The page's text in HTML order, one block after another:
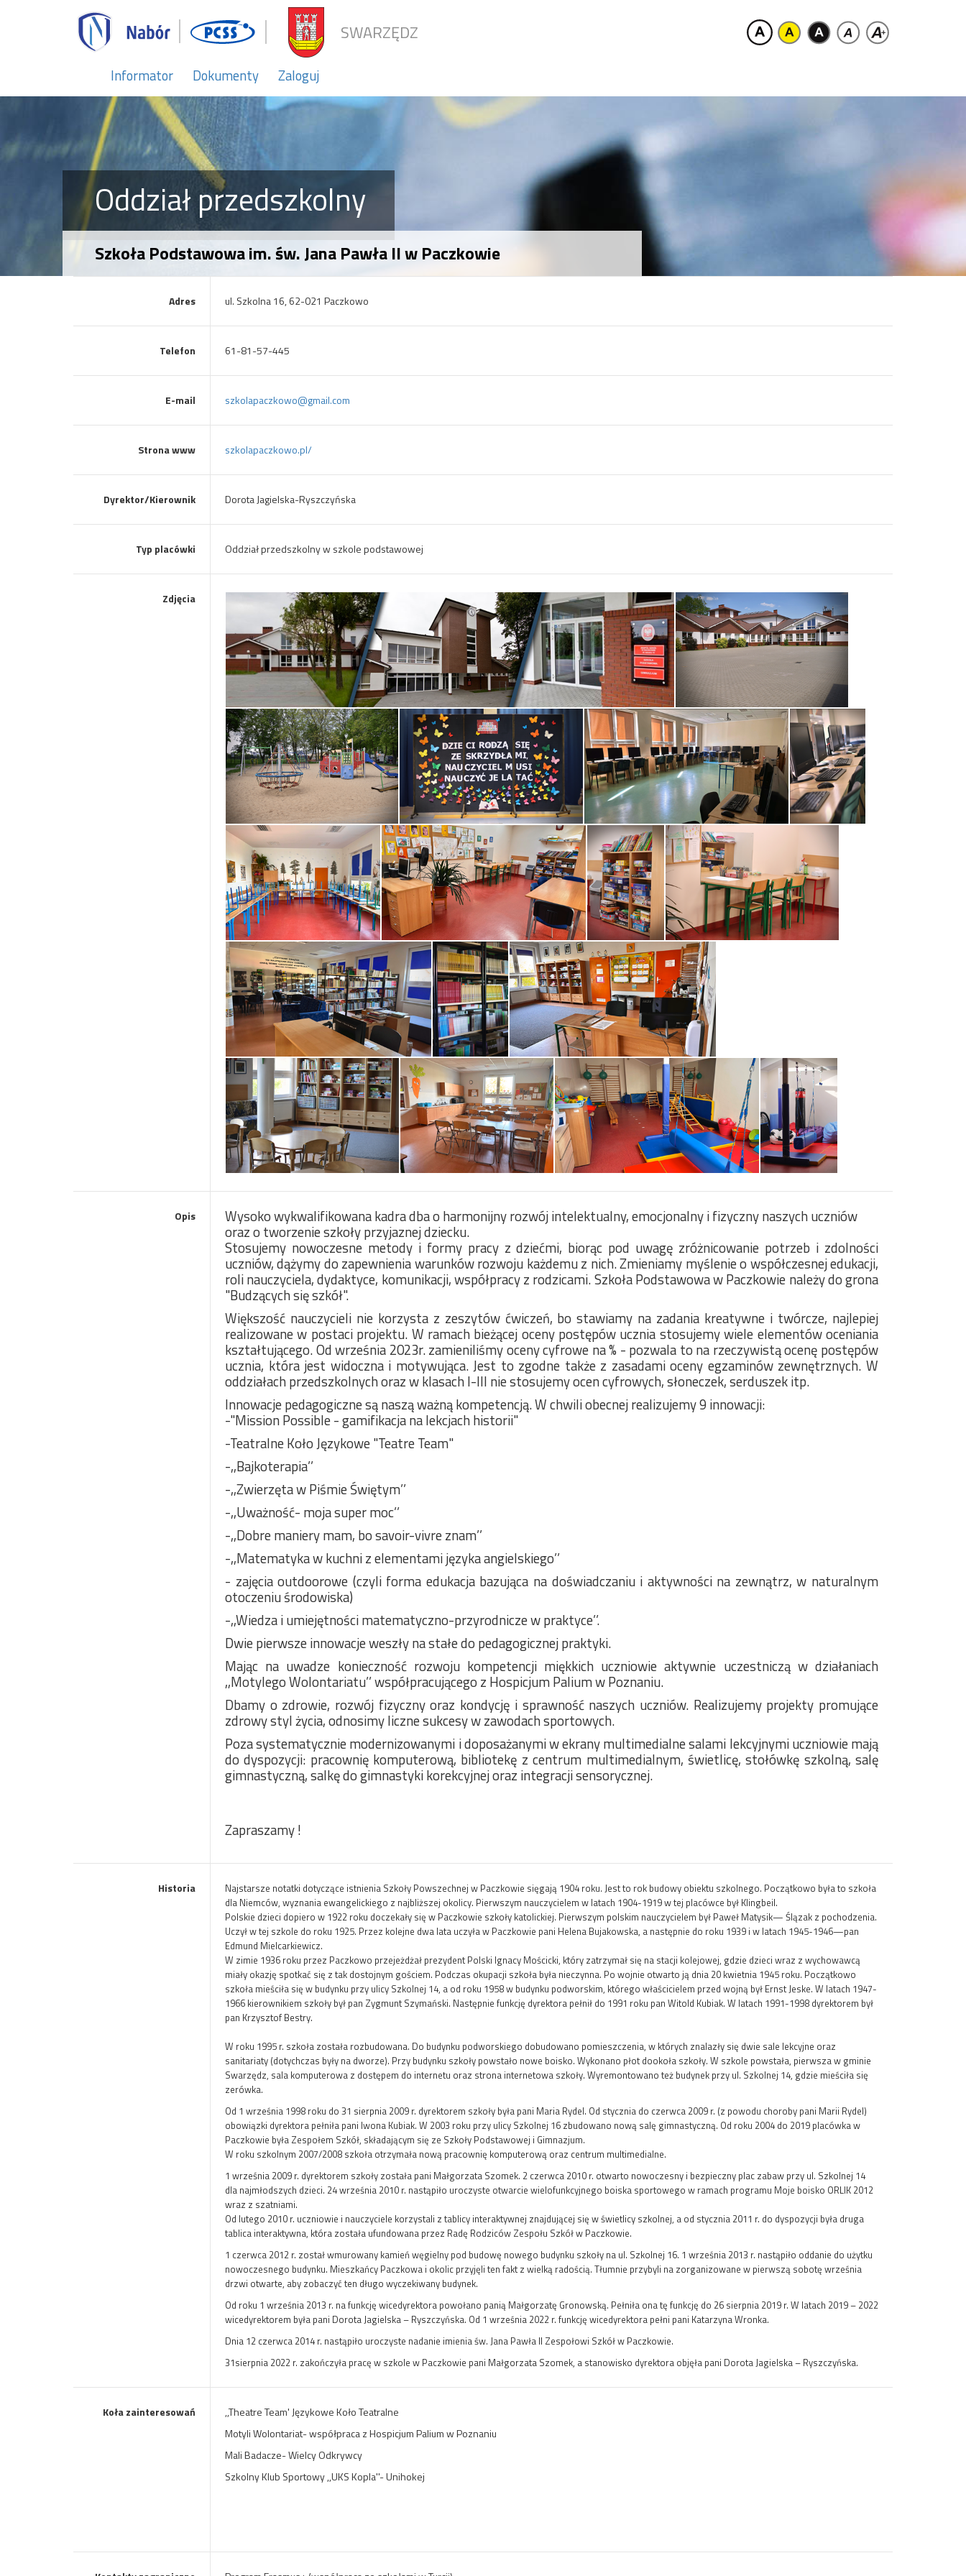
SWARZĘDZ
Informator Dokumenty Zaloguj
Oddział przedszkolny
Szkoła Podstawowa im. św. Jana Pawła II w Paczkowie
Adres ul. Szkolna 16, 62-021 Paczkowo
Telefon 61-81-57-445
E-mail szkolapaczkowo@gmail.com
Strona www szkolapaczkowo.pl/
Dyrektor/Kierownik Dorota Jagielska-Ryszczyńska
Typ placówki Oddział przedszkolny w szkole podstawowej
Zdjęcia
Opis Wysoko wykwalifikowana kadra dba o harmonijny rozwój intelektualny,emocjonalny i fizyczny naszych uczniów
oraz o tworzenie szkoły przyjaznej dziecku.
Stosujemy nowoczesne metody i formy pracy z dziećmi, biorąc pod uwagę zróżnicowanie potrzeb i zdolności
uczniów, dążymy do zapewnienia warunków rozwoju każdemu z nich. Zmieniamy myślenie o współczesnej edukacji,
roli nauczyciela, dydaktyce, komunikacji, współpracy z rodzicami. Szkoła Podstawowa w Paczkowie należy do grona
"Budzących się szkół".
Większość nauczycieli nie korzysta z zeszytów ćwiczeń, bo stawiamy na zadania kreatywne i twórcze, najlepiej
realizowane w postaci projektu. W ramach bieżącej oceny postępów ucznia stosujemy wiele elementów oceniania
kształtującego. Od września 2023r. zamieniliśmy oceny cyfrowe na % - pozwala to na rzeczywistą ocenę postępów
ucznia, która jest widoczna i motywująca. Jest to zgodne także z zasadami oceny egzaminów zewnętrznych. W
oddziałach przedszkolnych oraz w klasach I-III nie stosujemy ocen cyfrowych, słoneczek, serduszek itp.
Innowacje pedagogiczne są naszą ważną kompetencją. W chwili obecnej realizujemy 9 innowacji:
-"Mission Possible - gamifikacja na lekcjach historii"
-Teatralne Koło Językowe "Teatre Team"
-,,Bajkoterapia’’
-,,Zwierzęta w Piśmie Świętym’’
-,,Uważność- moja super moc’’
-,,Dobre maniery mam, bo savoir-vivre znam’’
-,,Matematyka w kuchni z elementami języka angielskiego’’
- zajęcia outdoorowe (czyli forma edukacja bazująca na doświadczaniu i aktywności na zewnątrz, w naturalnym
otoczeniu środowiska)
-,,Wiedza i umiejętności matematyczno-przyrodnicze w praktyce’’.
Dwie pierwsze innowacje weszły na stałe do pedagogicznej praktyki.
Mając na uwadze konieczność rozwoju kompetencji miękkich uczniowie aktywnie uczestniczą w działaniach
,,Motylego Wolontariatu’’ współpracującego z Hospicjum Palium w Poznaniu.
Dbamy o zdrowie, rozwój fizyczny oraz kondycję i sprawność naszych uczniów. Realizujemy projekty promujące
zdrowy styl życia, odnosimy liczne sukcesy w zawodach sportowych.
Poza systematycznie modernizowanymi i doposażanymi w ekrany multimedialnesalami lekcyjnymi uczniowie mają
do dyspozycji: pracownię komputerową, bibliotekę z centrum multimedialnym, świetlicę, stołówkę szkolną, salę
gimnastyczną, salkę do gimnastyki korekcyjnej oraz integracji sensorycznej.
Zapraszamy !
Historia
Najstarsze notatki dotyczące istnienia Szkoły Powszechnej w Paczkowie sięgają 1904 roku. Jest to rok budowy obiektu szkolnego. Początkowo była to szkoła
dla Niemców, wyznania ewangelickiego z najbliższej okolicy. Pierwszym nauczycielem w latach 1904-1919 w tej placówce był Klingbeil.
Polskie dzieci dopiero w 1922 roku doczekały się w Paczkowie szkoły katolickiej. Pierwszym polskim nauczycielem był Paweł Matysik— Ślązak z pochodzenia.
Uczył w tej szkole do roku 1925. Przez kolejne dwa lata uczyła w Paczkowie pani Helena Bujakowska, a następnie do roku 1939 i w latach 1945-1946—pan
Edmund Mielcarkiewicz.
W zimie 1936 roku przez Paczkowo przejeżdżał prezydent Polski Ignacy Mościcki, który zatrzymał się na stacji kolejowej, gdzie dzieci wraz z wychowawcą
miały okazję spotkać się z tak dostojnym gościem. Podczas okupacji szkoła była nieczynna. Po wojnie otwarto ją dnia 20 kwietnia 1945 roku. Początkowo
szkoła mieściła się w budynku przy ulicy Szkolnej 14, a od roku 1958 w budynku podworskim, którego właścicielem przed wojną był Ernst Jeske. W latach 1947-
1966 kierownikiem szkoły był pan Zygmunt Szymański. Następnie funkcję dyrektora pełnił do 1991 roku pan Witold Kubiak. W latach 1991-1998 dyrektorem był
pan Krzysztof Bestry.
W roku 1995 r. szkoła została rozbudowana. Do budynku podworskiego dobudowano pomieszczenia, w których znalazły się dwie sale lekcyjne oraz
sanitariaty (dotychczas były na dworze). Przy budynku szkoły powstało nowe boisko. Wykonano płot dookoła szkoły. W szkole powstała, pierwsza w gminie
Swarzędz, sala komputerowa z dostępem do internetu oraz strona internetowa szkoły. Wyremontowano też budynek przy ul. Szkolnej 14, gdzie mieściła się
zerówka.
Od 1 września 1998 roku do 31 sierpnia 2009 r. dyrektorem szkoły była pani Maria Rydel. Od stycznia do czerwca 2009 r. (z powodu choroby pani Marii Rydel)
obowiązki dyrektora pełniła pani Iwona Kubiak. W 2003 roku przy ulicy Szkolnej 16 zbudowano nową salę gimnastyczną. Od roku 2004 do 2019 placówka w
Paczkowie była Zespołem Szkół, składającym się ze Szkoły Podstawowej i Gimnazjum.
W roku szkolnym 2007/2008 szkoła otrzymała nową pracownię komputerową oraz centrum multimedialne.
1 września 2009 r. dyrektorem szkoły została pani Małgorzata Szomek. 2 czerwca 2010 r. otwarto nowoczesny i bezpieczny plac zabaw przy ul. Szkolnej 14
dla najmłodszych dzieci. 24 września 2010 r. nastąpiło uroczyste otwarcie wielofunkcyjnego boiska sportowego w ramach programu Moje boisko ORLIK 2012
wraz z szatniami.
Od lutego 2010 r. uczniowie i nauczyciele korzystali z tablicy interaktywnej znajdującej się w świetlicy szkolnej, a od stycznia 2011 r. do dyspozycji była druga
tablica interaktywna, która została ufundowana przez Radę Rodziców Zespołu Szkół w Paczkowie.
1 czerwca 2012 r. został wmurowany kamień węgielny pod budowę nowego budynku szkoły na ul. Szkolnej 16. 1 września 2013 r. nastąpiło oddanie do użytku
nowoczesnego budynku. Mieszkańcy Paczkowa i okolic przyjęli ten fakt z wielką radością. Tłumnie przybyli na zorganizowane w pierwszą sobotę września
drzwi otwarte, aby zobaczyć ten długo wyczekiwany budynek.
Od roku 1 września 2013 r. na funkcję wicedyrektora powołano panią Małgorzatę Gronowską. Pełniła ona tę funkcję do 26 sierpnia 2019 r. W latach 2019 – 2022
wicedyrektorem była pani Dorota Jagielska – Ryszczyńska. Od 1 września 2022 r. funkcję wicedyrektora pełni pani Katarzyna Wronka.
Dnia 12 czerwca 2014 r. nastąpiło uroczyste nadanie imienia św. Jana Pawła II Zespołowi Szkół w Paczkowie.
31sierpnia 2022 r. zakończyła pracę w szkole w Paczkowie pani Małgorzata Szomek, a stanowisko dyrektora objęła pani Dorota Jagielska – Ryszczyńska.
Koła zainteresowań
,,Theatre Team' Językowe Koło Teatralne
Motyli Wolontariat- współpraca z Hospicjum Palium w Poznaniu
Mali Badacze- Wielcy Odkrywcy
Szkolny Klub Sportowy ,,UKS Kopla''- Unihokej